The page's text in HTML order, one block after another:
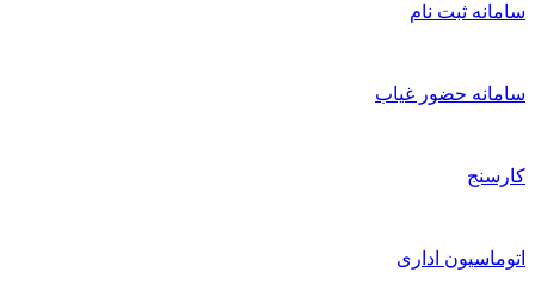
ثبت نام
حضور غیاب
اداری